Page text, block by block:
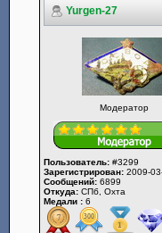
Yurgen-27
Модератор
Пользователь: #3299
Зарегистрирован: 2009-
Сообщений: 6899
Откуда: СПб, Охта
Медали : 6